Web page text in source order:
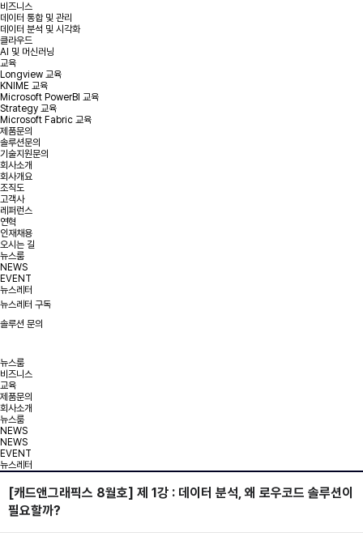
비즈니스
데이터 통합 및 관리
데이터 분석 및 시각화
클라우드
AI 및 머신러닝
교육
Longview 교육
KNIME 교육
Microsoft PowerBI 교육
Strategy 교육
Microsoft Fabric 교육
제품문의
솔루션문의
기술지원문의
회사소개
회사개요
조직도
고객사
레퍼런스
연혁
인재채용
오시는 길
뉴스룸
NEWS
EVENT
뉴스레터
뉴스레터 구독
솔루션 문의
뉴스룸
비즈니스
교육
제품문의
회사소개
뉴스룸
NEWS
NEWS
EVENT
뉴스레터
[캐드앤그래픽스 8월호] 제 1강 : 데이터 분석, 왜 로우코드 솔루션이
필요할까?